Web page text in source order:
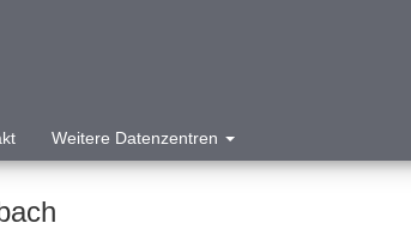
Weitere Datenzentren